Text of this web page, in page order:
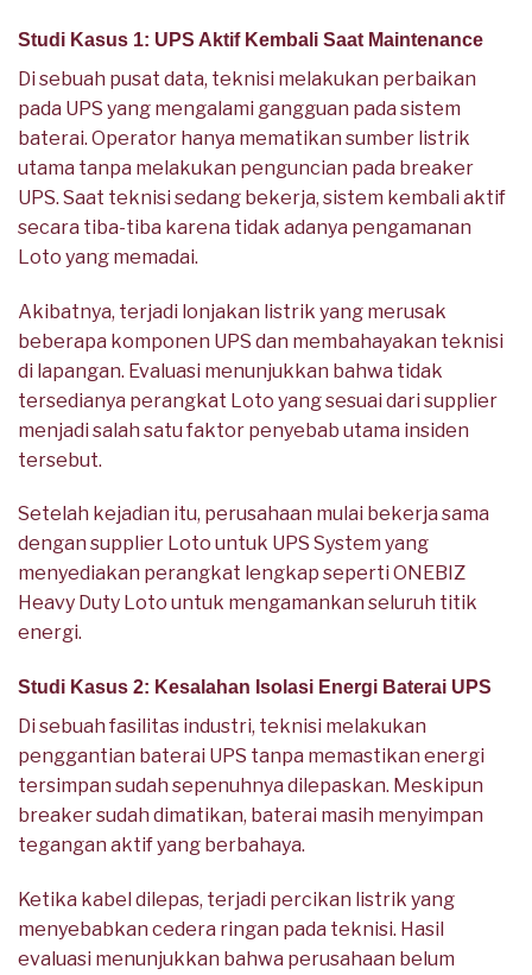
Studi Kasus 1: UPS Aktif Kembali Saat Maintenance
Di sebuah pusat data, teknisi melakukan perbaikan
pada UPS yang mengalami gangguan pada sistem
baterai. Operator hanya mematikan sumber listrik
utama tanpa melakukan penguncian pada breaker
UPS. Saat teknisi sedang bekerja, sistem kembali aktif
secara tiba-tiba karena tidak adanya pengamanan
Loto yang memadai.
Akibatnya, terjadi lonjakan listrik yang merusak
beberapa komponen UPS dan membahayakan teknisi
di lapangan. Evaluasi menunjukkan bahwa tidak
tersedianya perangkat Loto yang sesuai dari supplier
menjadi salah satu faktor penyebab utama insiden
tersebut.
Setelah kejadian itu, perusahaan mulai bekerja sama
dengan supplier Loto untuk UPS System yang
menyediakan perangkat lengkap seperti ONEBIZ
Heavy Duty Loto untuk mengamankan seluruh titik
energi.
Studi Kasus 2: Kesalahan Isolasi Energi Baterai UPS
Di sebuah fasilitas industri, teknisi melakukan
penggantian baterai UPS tanpa memastikan energi
tersimpan sudah sepenuhnya dilepaskan. Meskipun
breaker sudah dimatikan, baterai masih menyimpan
tegangan aktif yang berbahaya.
Ketika kabel dilepas, terjadi percikan listrik yang
menyebabkan cedera ringan pada teknisi. Hasil
evaluasi menunjukkan bahwa perusahaan belum